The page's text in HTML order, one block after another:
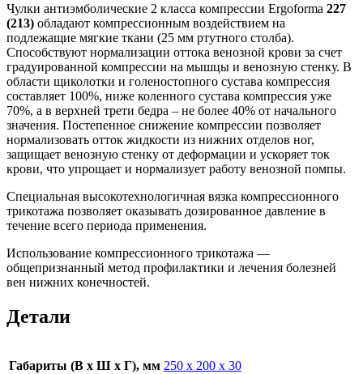
Чулки антиэмболические 2 класса компрессии Ergoforma 227
(213) обладают компрессионным воздействием на
подлежащие мягкие ткани (25 мм ртутного столба).
Способствуют нормализации оттока венозной крови за счет
градуированной компрессии на мышцы и венозную стенку. В
области щиколотки и голеностопного сустава компрессия
составляет 100%, ниже коленного сустава компрессия уже
70%, а в верхней трети бедра – не более 40% от начального
значения. Постепенное снижение компрессии позволяет
нормализовать отток жидкости из нижних отделов ног,
защищает венозную стенку от деформации и ускоряет ток
крови, что упрощает и нормализует работу венозной помпы.
Специальная высокотехнологичная вязка компрессионного
трикотажа позволяет оказывать дозированное давление в
течение всего периода применения.
Использование компрессионного трикотажа ―
общепризнанный метод профилактики и лечения болезней
вен нижних конечностей.
Детали
Габариты (В х Ш х Г), мм 250 х 200 х 30